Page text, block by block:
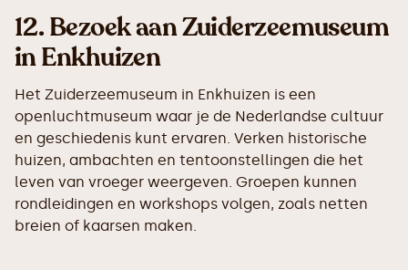
12.Bezoek aan Zuiderzeemuseum
in Enkhuizen
Het Zuiderzeemuseum in Enkhuizen is een
openluchtmuseum waar je de Nederlandse cultuur
en geschiedenis kunt ervaren. Verken historische
huizen, ambachten en tentoonstellingen die het
leven van vroeger weergeven. Groepen kunnen
rondleidingen en workshops volgen, zoals netten
breien of kaarsen maken.